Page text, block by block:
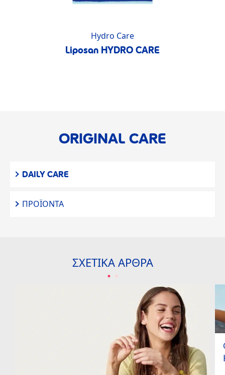
Hydro Care
Liposan HYDRO CARE
ORIGINAL CARE
DAILY CARE
ΠΡΟΪΌΝΤΑ
ΣΧΕΤΙΚΆ ΆΡΘΡΑ